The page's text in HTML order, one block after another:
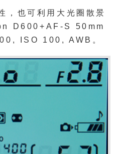
，也可利用大光圈散景
D600+AF-S 50mm
ISO 100, AWB。